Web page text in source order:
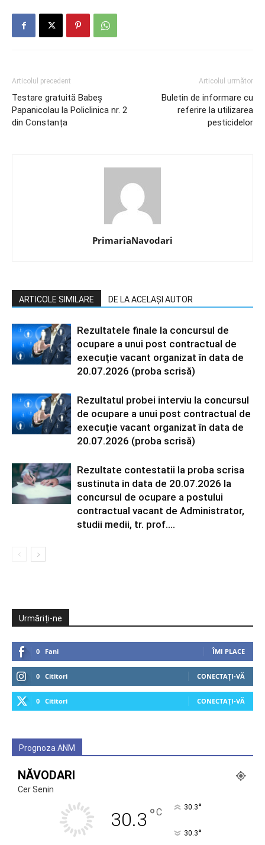
Articolul precedent
Testare gratuită Babeș
Papanicolau la Policlinica nr. 2
din Constanța
Articolul următor
Buletin de informare cu
referire la utilizarea
pesticidelor
PrimariaNavodari
ARTICOLE SIMILARE DE LA ACELAȘI AUTOR
Rezultatele finale la concursul de
ocupare a unui post contractual de
execuție vacant organizat în data de
20.07.2026 (proba scrisă)
Rezultatul probei interviu la concursul
de ocupare a unui post contractual de
execuție vacant organizat în data de
20.07.2026 (proba scrisă)
Rezultate contestatii la proba scrisa
sustinuta in data de 20.07.2026 la
concursul de ocupare a postului
contractual vacant de Administrator,
studii medii, tr. prof....
Urmăriți-ne
0 Fani ÎMI PLACE
0 Cititori CONECTAȚI-VĂ
0 Cititori CONECTAȚI-VĂ
Prognoza ANM
NĂVODARI
Cer Senin
30.3 °C 30.3°
30.3°